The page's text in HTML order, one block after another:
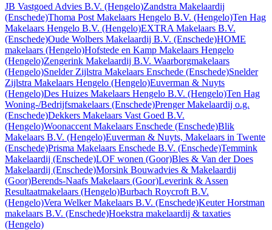
JB Vastgoed Advies B.V. (Hengelo)Zandstra Makelaardij
(Enschede)Thoma Post Makelaars Hengelo B.V. (Hengelo)Ten Hag
Makelaars Hengelo B.V. (Hengelo)EXTRA Makelaars B.V.
(Enschede)Oude Wolbers Makelaardij B.V. (Enschede)HOME
makelaars (Hengelo)Hofstede en Kamp Makelaars Hengelo
(Hengelo)Zengerink Makelaardij B.V. Waarborgmakelaars
(Hengelo)Snelder Zijlstra Makelaars Enschede (Enschede)Snelder
Zijlstra Makelaars Hengelo (Hengelo)Euverman & Nuyts
(Hengelo)Des Huizes Makelaars Hengelo B.V. (Hengelo)Ten Hag
Woning-/Bedrijfsmakelaars (Enschede)Prenger Makelaardij o.g.
(Enschede)Dekkers Makelaars Vast Goed B.V.
(Hengelo)Woonaccent Makelaars Enschede (Enschede)Blik
Makelaars B.V. (Hengelo)Euverman & Nuyts, Makelaars in Twente
(Enschede)Prisma Makelaars Enschede B.V. (Enschede)Temmink
Makelaardij (Enschede)LOF wonen (Goor)Bles & Van der Does
Makelaardij (Enschede)Morsink Bouwadvies & Makelaardij
(Goor)Berends-Naafs Makelaars (Goor)Leverink & Assen
Resultaatmakelaars (Hengelo)Burbach Roycroft B.V.
(Hengelo)Vera Welker Makelaars B.V. (Enschede)Keuter Horstman
makelaars B.V. (Enschede)Hoekstra makelaardij & taxaties
(Hengelo)